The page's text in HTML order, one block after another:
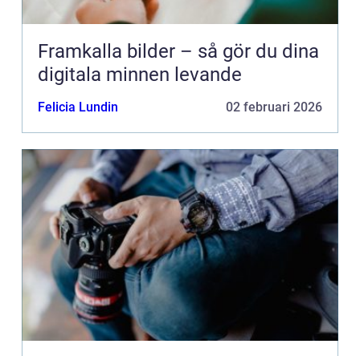
Framkalla bilder – så gör du dina
digitala minnen levande
Felicia Lundin 02 februari 2026